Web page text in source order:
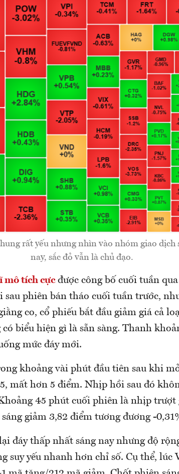
rất yếu nhưng nhìn vào nhóm giao dịch
nay, sắc đỏ vẫn là chủ đạo.
mô tích cựcđược công bố cuối tuần
phiên bán tháo cuối tuần trước,
co, cổ phiếu bắt đầu giảm giá cả
biểu hiện gì là sẵn sàng. Thanh
mức đáy mới.
khoảng vài phút đầu tiên sau khi
mất hơn 5 điểm. Nhịp hồi sau đó
45 phút cuối phiên là nhịp trượt
giảm 3,82 điểm tương đương -
đáy thấp nhất sáng nay nhưng độ
suy yếu nhanh hơn chỉ số. Cụ thể, lúc